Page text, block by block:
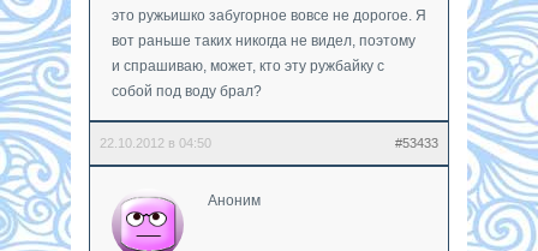
это ружьишко забугорное вовсе не дорогое. Я
вот раньше таких никогда не видел, поэтому
и спрашиваю, может, кто эту ружбайку с
собой под воду брал?
22.10.2012 в 04:50 #53433
Аноним